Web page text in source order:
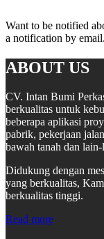
Want to be notified
a notification by email.
ABOUT US
CV. Intan Bumi
berkualitas untuk
beberapa aplikasi
pabrik, pekerjaan
bawah tanah dan
Didukung dengan
yang berkualitas,
berkualitas tinggi.
Read more